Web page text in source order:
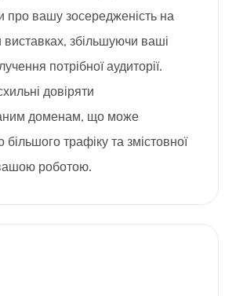
про вашу зосередженість на
виставках, збільшуючи ваші
потрібної аудиторії.
довіряти
доменам, що може
більшого трафіку та змістовної
роботою.